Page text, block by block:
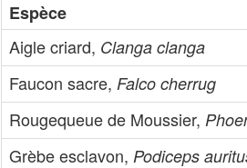
Espèce
Aigle criard, Clanga clanga
Faucon sacre, Falco cherrug
Rougequeue de Moussier,
Grèbe esclavon, Podiceps